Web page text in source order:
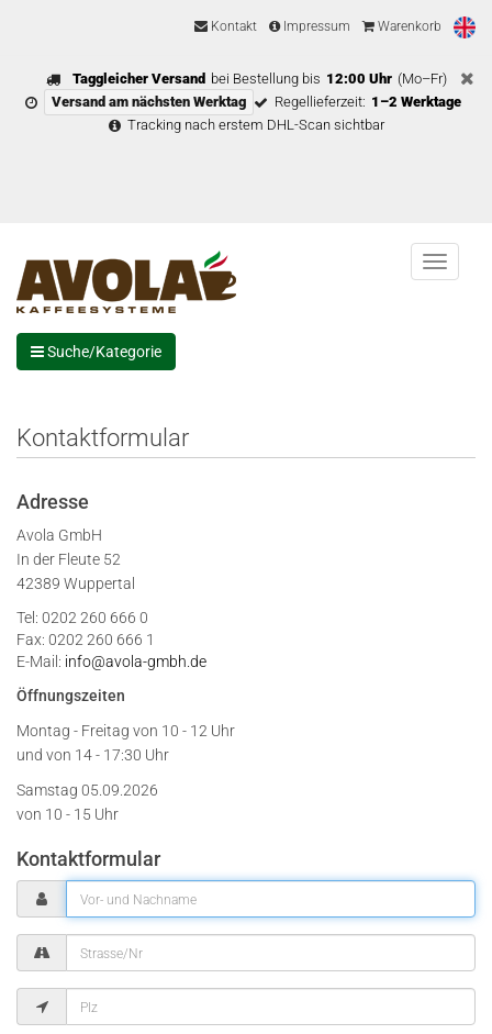
Kontakt Impressum Warenkorb
Taggleicher Versand bei Bestellung bis 12:00 Uhr (Mo–Fr)
Versand am nächsten Werktag
Regellieferzeit: 1–2 Werktage
Tracking nach erstem DHL-Scan sichtbar
Menu
Suche/Kategorie
Kontaktformular
Adresse
Avola GmbH
In der Fleute 52
42389 Wuppertal
Tel: 0202 260 666 0
Fax: 0202 260 666 1
E-Mail: info@avola-gmbh.de
Öffnungszeiten
Montag - Freitag von 10 - 12 Uhr
und von 14 - 17:30 Uhr
Samstag 05.09.2026
von 10 - 15 Uhr
Kontaktformular